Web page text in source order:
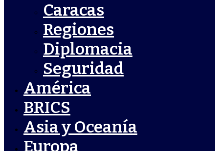
Caracas
Regiones
Diplomacia
Seguridad
América
BRICS
Asia y Oceanía
Europa